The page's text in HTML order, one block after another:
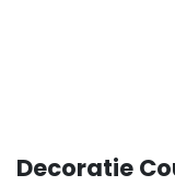
Decoratie